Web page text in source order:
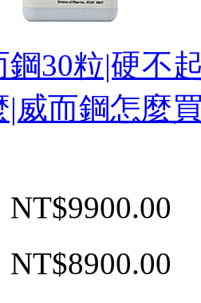
30粒|硬不
|威而鋼怎麼
NT$9900.00
NT$8900.00